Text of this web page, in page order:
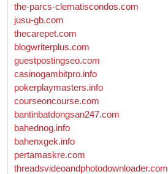
the-parcs-clematiscondos.com
jusu-gb.com
thecarepet.com
blogwriterplus.com
guestpostingseo.com
casinogambitpro.info
pokerplaymasters.info
courseoncourse.com
bantinbatdongsan247.com
bahednog.info
bahenxgek.info
pertamaskre.com
threadsvideoandphotodownloader.com